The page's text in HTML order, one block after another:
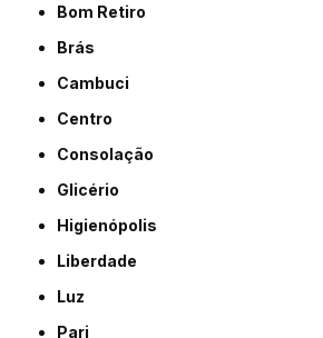
Bom Retiro
Brás
Cambuci
Centro
Consolação
Glicério
Higienópolis
Liberdade
Luz
Pari